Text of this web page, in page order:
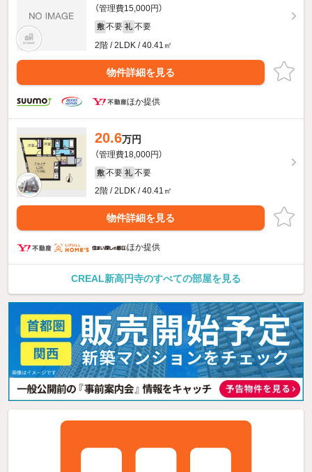
（管理費15,000円）
敷 不要 礼 不要
2階 / 2LDK / 40.41㎡
物件詳細を見る
ほか提供
20.6万円
（管理費18,000円）
敷 不要 礼 不要
2階 / 2LDK / 40.41㎡
物件詳細を見る
ほか提供
CREAL新高円寺のすべての部屋を見る